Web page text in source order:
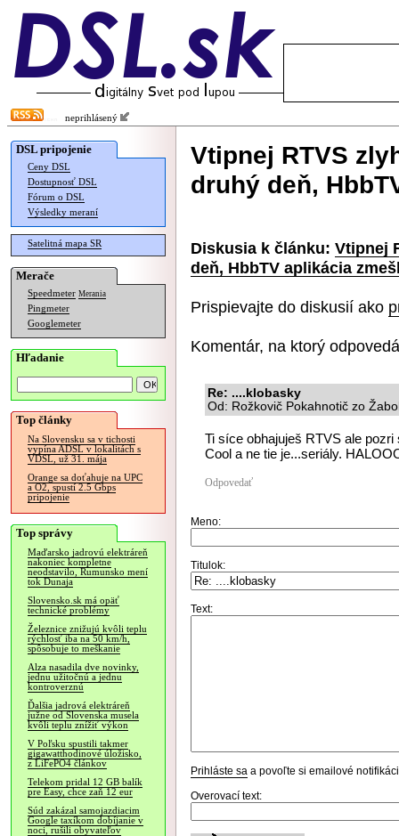
neprihlásený
DSL pripojenie
Ceny DSL
Dostupnosť DSL
Fórum o DSL
Výsledky meraní
Satelitná mapa SR
Merače
Speedmeter Merania
Pingmeter
Googlemeter
Hľadanie
Top články
Na Slovensku sa v tichosti
vypína ADSL v lokalitách s
VDSL, už 31. mája
Orange sa doťahuje na UPC
a O2, spustí 2.5 Gbps
pripojenie
Top správy
Maďarsko jadrovú elektráreň
nakoniec kompletne
neodstavilo, Rumunsko mení
tok Dunaja
Slovensko.sk má opäť
technické problémy
Železnice znižujú kvôli teplu
rýchlosť iba na 50 km/h,
spôsobuje to meškanie
Alza nasadila dve novinky,
jednu užitočnú a jednu
kontroverznú
Ďalšia jadrová elektráreň
južne od Slovenska musela
kvôli teplu znížiť výkon
V Poľsku spustili takmer
gigawatthodinové úložisko,
z LiFePO4 článkov
Telekom pridal 12 GB balík
pre Easy, chce zaň 12 eur
Súd zakázal samojazdiacim
Google taxíkom dobíjanie v
noci, rušili obyvateľov
Vtipnej RTVS
druhý deň,
Diskusia k článku: Vtipnej
deň, HbbTV aplikácia
Prispievajte do diskusií ako
Komentár, na ktorý
Re: ....klobasky
Od: Rožkovič Pokahnotič zo
Ti síce obhajuješ RTVS ale
Cool a ne tie je...seriály.
Odpovedať
Meno:
Titulok:
Text:
Prihláste sa a povoľte si emailové
Overovací text: